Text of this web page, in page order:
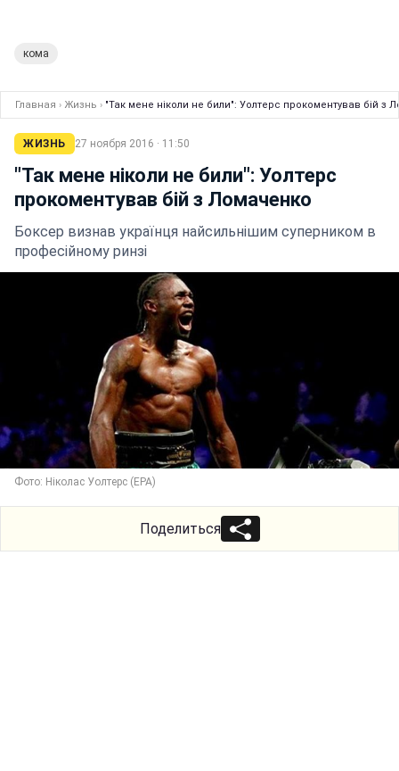
кома
Главная › Жизнь › "Так мене ніколи не били": Уолтерс прокоментував бій з
ЖИЗНЬ 27 ноября 2016 · 11:50
"Так мене ніколи не били": Уолтерс
прокоментував бій з Ломаченко
Боксер визнав українця найсильнішим суперником в
професійному ринзі
Фото: Ніколас Уолтерс (ЕРА)
Поделиться